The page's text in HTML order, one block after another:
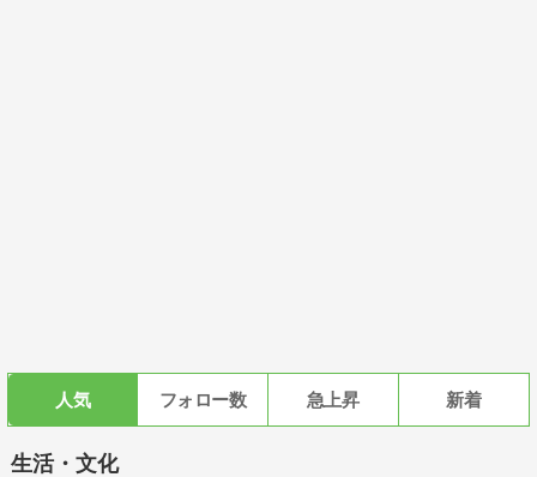
人気 フォロー数 急上昇 新着
生活・文化